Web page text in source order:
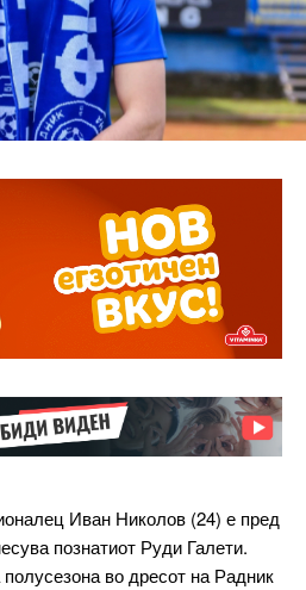
Иван Николов (24) е пред
познатиот Руди Галети.
во дресот на Радник